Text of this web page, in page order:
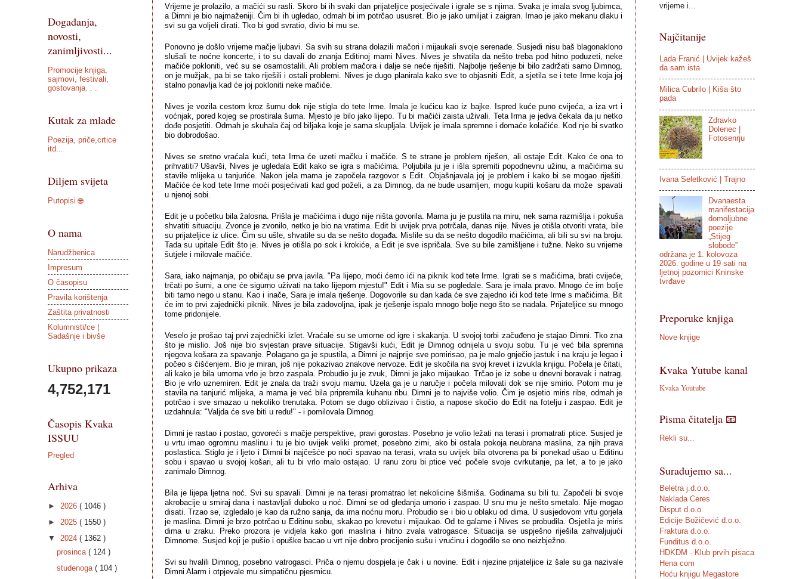
Vrijeme je prolazilo, a mačići su rasli. Skoro bi ih svaki dan prijateljice posjećivale i igrale se s njima. Svaka je imala svog ljubimca,
a Dimni je bio najmaženiji. Čim bi ih ugledao, odmah bi im potrčao ususret. Bio je jako umiljat i zaigran. Imao je jako mekanu dlaku i
svi su ga voljeli dirati. Tko bi god svratio, divio bi mu se.
Ponovno je došlo vrijeme mačje ljubavi. Sa svih su strana dolazili mačori i mijaukali svoje serenade. Susjedi nisu baš blagonaklono
slušali te noćne koncerte, i to su davali do znanja Editinoj mami Nives. Nives je shvatila da nešto treba pod hitno poduzeti, neke
mačiće pokloniti, već su se osamostalili. Ali problem mačora i dalje se neće riješiti. Najbolje rješenje bi bilo zadržati samo Dimnog,
on je mužjak, pa bi se tako riješili i ostali problemi. Nives je dugo planirala kako sve to objasniti Edit, a sjetila se i tete Irme koja joj
stalno ponavlja kad će joj pokloniti neke mačiće.
Nives je vozila cestom kroz šumu dok nije stigla do tete Irme. Imala je kućicu kao iz bajke. Ispred kuće puno cvijeća, a iza vrt i
voćnjak, pored kojeg se prostirala šuma. Mjesto je bilo jako lijepo. Tu bi mačići zaista uživali. Teta Irma je jedva čekala da ju netko
dođe posjetiti. Odmah je skuhala čaj od biljaka koje je sama skupljala. Uvijek je imala spremne i domaće kolačiće. Kod nje bi svatko
bio dobrodošao.
Nives se sretno vraćala kući, teta Irma će uzeti mačku i mačiće. S te strane je problem riješen, ali ostaje Edit. Kako će ona to
prihvatiti? Ušavši, Nives je ugledala Edit kako se igra s mačićima. Poljubila ju je i išla spremiti popodnevnu užinu, a mačićima su
stavile mlijeka u tanjuriće. Nakon jela mama je započela razgovor s Edit. Objašnjavala joj je problem i kako bi se mogao riješiti.
Mačiće će kod tete Irme moći posjećivati kad god poželi, a za Dimnog, da ne bude usamljen, mogu kupiti košaru da može  spavati
u njenoj sobi.
Edit je u početku bila žalosna. Prišla je mačićima i dugo nije ništa govorila. Mama ju je pustila na miru, nek sama razmišlja i pokuša
shvatiti situaciju. Zvonce je zvonilo, netko je bio na vratima. Edit bi uvijek prva potrčala, danas nije. Nives je otišla otvoriti vrata, bile
su prijateljice iz ulice. Čim su ušle, shvatile su da se nešto događa. Mislile su da se nešto dogodilo mačićima, ali bili su svi na broju.
Tada su upitale Edit što je. Nives je otišla po sok i krokiće, a Edit je sve ispričala. Sve su bile zamišljene i tužne. Neko su vrijeme
šutjele i milovale mačiće.
Sara, iako najmanja, po običaju se prva javila. "Pa lijepo, moći ćemo ići na piknik kod tete Irme. Igrati se s mačićima, brati cvijeće,
trčati po šumi, a one će sigurno uživati na tako lijepom mjestu!" Edit i Mia su se pogledale. Sara je imala pravo. Mnogo će im bolje
biti tamo nego u stanu. Kao i inače, Sara je imala rješenje. Dogovorile su dan kada će sve zajedno ići kod tete Irme s mačićima. Bit
će im to prvi zajednički piknik. Nives je bila zadovoljna, ipak je rješenje ispalo mnogo bolje nego što se nadala. Prijateljice su mnogo
tome pridonijele.
Veselo je prošao taj prvi zajednički izlet. Vraćale su se umorne od igre i skakanja. U svojoj torbi začuđeno je stajao Dimni. Tko zna
što je mislio. Još nije bio svjestan prave situacije. Stigavši kući, Edit je Dimnog odnijela u svoju sobu. Tu je već bila spremna
njegova košara za spavanje. Polagano ga je spustila, a Dimni je najprije sve pomirisao, pa je malo gnječio jastuk i na kraju je legao i
počeo s čišćenjem. Bio je miran, još nije pokazivao znakove nervoze. Edit je skočila na svoj krevet i izvukla knjigu. Počela je čitati,
ali kako je bila umorna vrlo je brzo zaspala. Probudio ju je zvuk, Dimni je jako mijaukao. Trčao je iz sobe u dnevni boravak i natrag.
Bio je vrlo uznemiren. Edit je znala da traži svoju mamu. Uzela ga je u naručje i počela milovati dok se nije smirio. Potom mu je
stavila na tanjurić mlijeka, a mama je već bila pripremila kuhanu ribu. Dimni je to najviše volio. Čim je osjetio miris ribe, odmah je
potrčao i sve smazao u nekoliko trenutaka. Potom se dugo oblizivao i čistio, a napose skočio do Edit na fotelju i zaspao. Edit je
uzdahnula: "Valjda će sve biti u redu!" - i pomilovala Dimnog.
Dimni je rastao i postao, govoreći s mačje perspektive, pravi gorostas. Posebno je volio ležati na terasi i promatrati ptice. Susjed je
u vrtu imao ogromnu maslinu i tu je bio uvijek veliki promet, posebno zimi, ako bi ostala pokoja neubrana maslina, za njih prava
poslastica. Stiglo je i ljeto i Dimni bi najčešće po noći spavao na terasi, vrata su uvijek bila otvorena pa bi ponekad ušao u Editinu
sobu i spavao u svojoj košari, ali tu bi vrlo malo ostajao. U ranu zoru bi ptice već počele svoje cvrkutanje, pa let, a to je jako
zanimalo Dimnog.
Bila je lijepa ljetna noć. Svi su spavali. Dimni je na terasi promatrao let nekolicine šišmiša. Godinama su bili tu. Započeli bi svoje
akrobacije u smiraj dana i nastavljali duboko u noć. Dimni se od gledanja umorio i zaspao. U snu mu je nešto smetalo. Nije mogao
disati. Trzao se, izgledalo je kao da ružno sanja, da ima noćnu moru. Probudio se i bio u oblaku od dima. U susjedovom vrtu gorjela
je maslina. Dimni je brzo potrčao u Editinu sobu, skakao po krevetu i mijaukao. Od te galame i Nives se probudila. Osjetila je miris
dima u zraku. Preko prozora je vidjela kako gori maslina i hitno zvala vatrogasce. Situacija se uspješno riješila zahvaljujući
Dimnome. Susjed koji je pušio i opuške bacao u vrt nije dobro procijenio sušu i vrućinu i dogodilo se ono neizbježno.
Svi su hvalili Dimnog, posebno vatrogasci. Priča o njemu dospjela je čak i u novine. Edit i njezine prijateljice iz šale su ga nazivale
Dimni Alarm i otpjevale mu simpatičnu pjesmicu.
Događanja,
novosti,
zanimljivosti...
Promocije knjiga,
sajmovi, festivali,
gostovanja. . .
Kutak za mlade
Poezija, priče,crtice
itd...
Diljem svijeta
Putopisi 🌐
O nama
Narudžbenica
Impresum
O časopisu
Pravila korištenja
Zaštita privatnosti
Kolumnisti/ce |
Sadašnje i bivše
Ukupno prikaza
4,752,171
Časopis Kvaka
ISSUU
Pregled
Arhiva
► 2026 ( 1046 )
► 2025 ( 1550 )
▼ 2024 ( 1362 )
prosinca ( 124 )
studenoga ( 104 )
vrijeme i...
Najčitanije
Lada Franić | Uvijek kažeš
da sam ista
Milica Cubrilo | Kiša što
pada
Zdravko
Dolenec |
Fotosenrju
Ivana Seletković | Trajno
Dvanaesta
manifestacija
domoljubne
poezije
„Stijeg
slobode”
održana je 1. kolovoza
2026. godine u 19 sati na
ljetnoj pozornici Kninske
tvrđave
Preporuke knjiga
Nove knjige
Kvaka Yutube kanal
Kvaka Youtube
Pisma čitatelja 📧
Rekli su...
Surađujemo sa...
Beletra j.d.o.o.
Naklada Ceres
Disput d.o.o.
Edicije Božičević d.o.o.
Fraktura d.o.o.
Funditus d.o.o.
HDKDM - Klub prvih pisaca
Hena com
Hoću knjigu Megastore